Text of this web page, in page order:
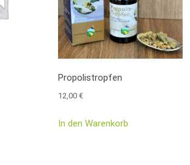
Propolistropfen
12,00€
In den Warenkorb